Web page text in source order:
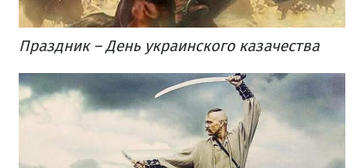
Праздник – День украинского казачества